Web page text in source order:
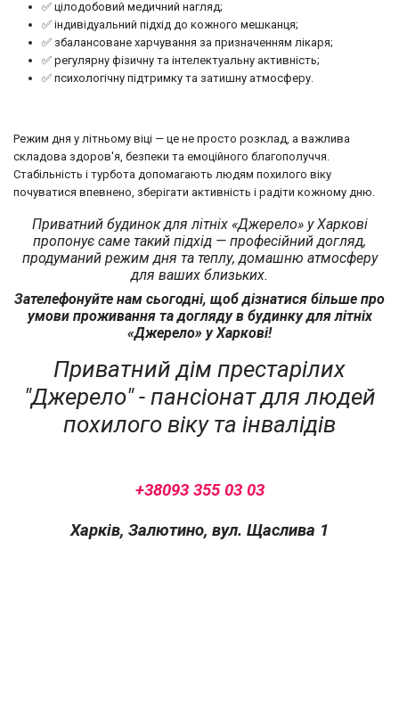
✅ цілодобовий медичний нагляд;
✅ індивідуальний підхід до кожного мешканця;
✅ збалансоване харчування за призначенням лікаря;
✅ регулярну фізичну та інтелектуальну активність;
✅ психологічну підтримку та затишну атмосферу.
Режим дня у літньому віці — це не просто розклад, а важлива
складова здоров'я, безпеки та емоційного благополуччя.
Стабільність і турбота допомагають людям похилого віку
почуватися впевнено, зберігати активність і радіти кожному дню.
Приватний будинок для літніх «Джерело» у Харкові
пропонує саме такий підхід — професійний догляд,
продуманий режим дня та теплу, домашню атмосферу
для ваших близьких.
Зателефонуйте нам сьогодні, щоб дізнатися більше про
умови проживання та догляду в будинку для літніх
«Джерело» у Харкові!
Приватний дім престарілих
"Джерело" - пансіонат для людей
похилого віку та інвалідів
+38093 355 03 03
Харків, Залютино, вул. Щаслива 1